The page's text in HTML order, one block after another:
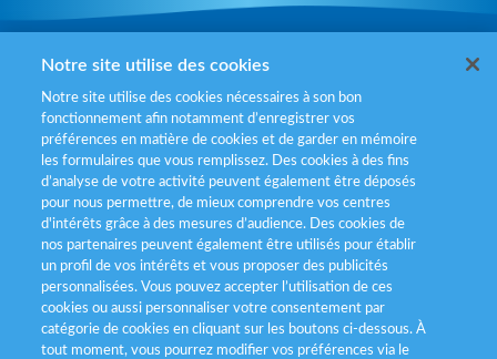
Mentions légales
Politiques de gestion des cookies
Politique données personnelles
Services consommateurs
Déclaration d’accessibilité
Notre site utilise des cookies
Notre site utilise des cookies nécessaires à son bon
fonctionnement afin notamment d’enregistrer vos
préférences en matière de cookies et de garder en mémoire
les formulaires que vous remplissez. Des cookies à des fins
d’analyse de votre activité peuvent également être déposés
pour nous permettre, de mieux comprendre vos centres
d'intérêts grâce à des mesures d’audience. Des cookies de
nos partenaires peuvent également être utilisés pour établir
un profil de vos intérêts et vous proposer des publicités
personnalisées. Vous pouvez accepter l’utilisation de ces
cookies ou aussi personnaliser votre consentement par
catégorie de cookies en cliquant sur les boutons ci-dessous. À
tout moment, vous pourrez modifier vos préférences via le